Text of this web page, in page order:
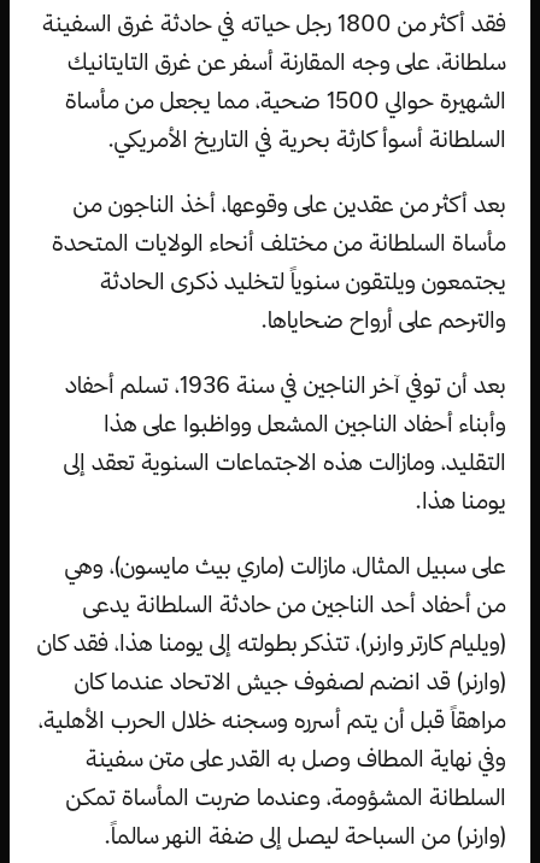
فقد أكثر من 1800 رجل حياته في حادثة غرق السفينة
سلطانة، على وجه المقارنة أسفر عن غرق التايتانيك
الشهيرة حوالي 1500 ضحية، مما يجعل من مأساة
السلطانة أسوأ كارثة بحرية في التاريخ الأمريكي.
بعد أكثر من عقدين على وقوعها، أخذ الناجون من
مأساة السلطانة من مختلف أنحاء الولايات المتحدة
يجتمعون ويلتقون سنوياً لتخليد ذكرى الحادثة
والترحم على أرواح ضحاياها.
بعد أن توفي آخر الناجين في سنة 1936، تسلم أحفاد
وأبناء أحفاد الناجين المشعل وواظبوا على هذا
التقليد، ومازالت هذه الاجتماعات السنوية تعقد إلى
يومنا هذا.
على سبيل المثال، مازالت (ماري بيث مايسون)، وهي
من أحفاد أحد الناجين من حادثة السلطانة يدعى
(ويليام كارتر وارنر)، تتذكر بطولته إلى يومنا هذا، فقد كان
(وارنر) قد انضم لصفوف جيش الاتحاد عندما كان
مراهقاً قبل أن يتم أسرره وسجنه خلال الحرب الأهلية،
وفي نهاية المطاف وصل به القدر على متن سفينة
السلطانة المشؤومة، وعندما ضربت المأساة تمكن
(وارنر) من السباحة ليصل إلى ضفة النهر سالماً.